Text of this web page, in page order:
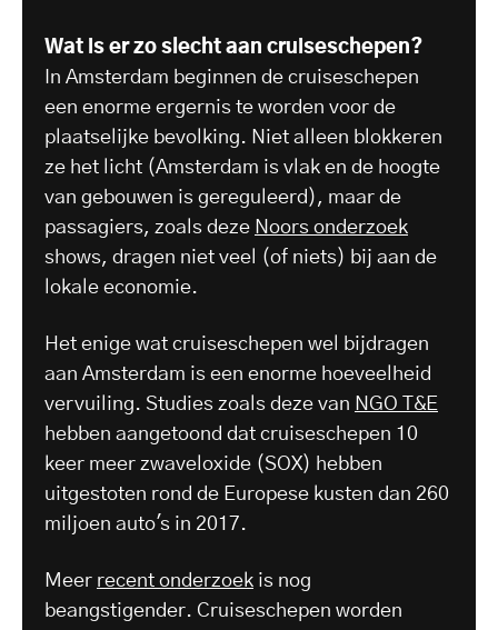
Wat is er zo slecht aan cruiseschepen?
In Amsterdam beginnen de cruiseschepen
een enorme ergernis te worden voor de
plaatselijke bevolking. Niet alleen blokkeren
ze het licht (Amsterdam is vlak en de hoogte
van gebouwen is gereguleerd), maar de
passagiers, zoals deze Noors onderzoek
shows, dragen niet veel (of niets) bij aan de
lokale economie.
Het enige wat cruiseschepen wel bijdragen
aan Amsterdam is een enorme hoeveelheid
vervuiling. Studies zoals deze van NGO T&E
hebben aangetoond dat cruiseschepen 10
keer meer zwaveloxide (SOX) hebben
uitgestoten rond de Europese kusten dan 260
miljoen auto's in 2017.
Meer recent onderzoek is nog
beangstigender. Cruiseschepen worden